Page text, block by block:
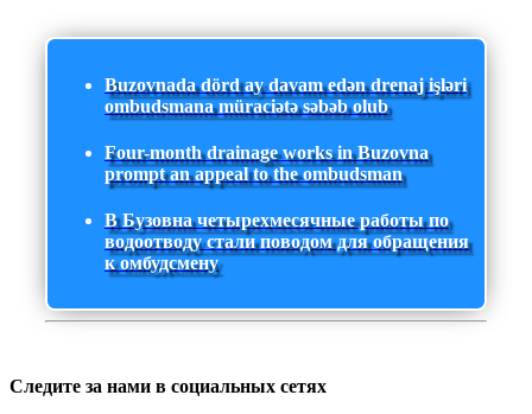
Buzovnada dörd ay davam edən drenaj işləri
ombudsmana müraciətə səbəb olub
Four-month drainage works in Buzovna
prompt an appeal to the ombudsman
В Бузовна четырехмесячные работы по
водоотводу стали поводом для обращения
к омбудсмену
Следите за нами в социальных сетях